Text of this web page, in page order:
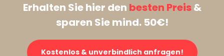
Erhalten Sie hier den besten Preis&
sparen Sie mind. 50€!
Kostenlos & unverbindlich anfragen!